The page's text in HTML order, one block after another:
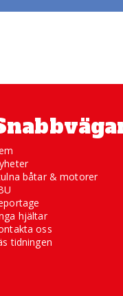
båtar & motorer
hjältar
oss
tidningen